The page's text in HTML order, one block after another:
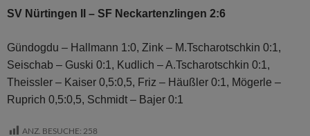
SV Nürtingen II – SF Neckartenzlingen 2:6
Gündogdu – Hallmann 1:0, Zink – M.Tscharotschkin 0:1,
Seischab – Guski 0:1, Kudlich – A.Tscharotschkin 0:1,
Theissler – Kaiser 0,5:0,5, Friz – Häußler 0:1, Mögerle –
Ruprich 0,5:0,5, Schmidt – Bajer 0:1
ANZ. BESUCHE: 258